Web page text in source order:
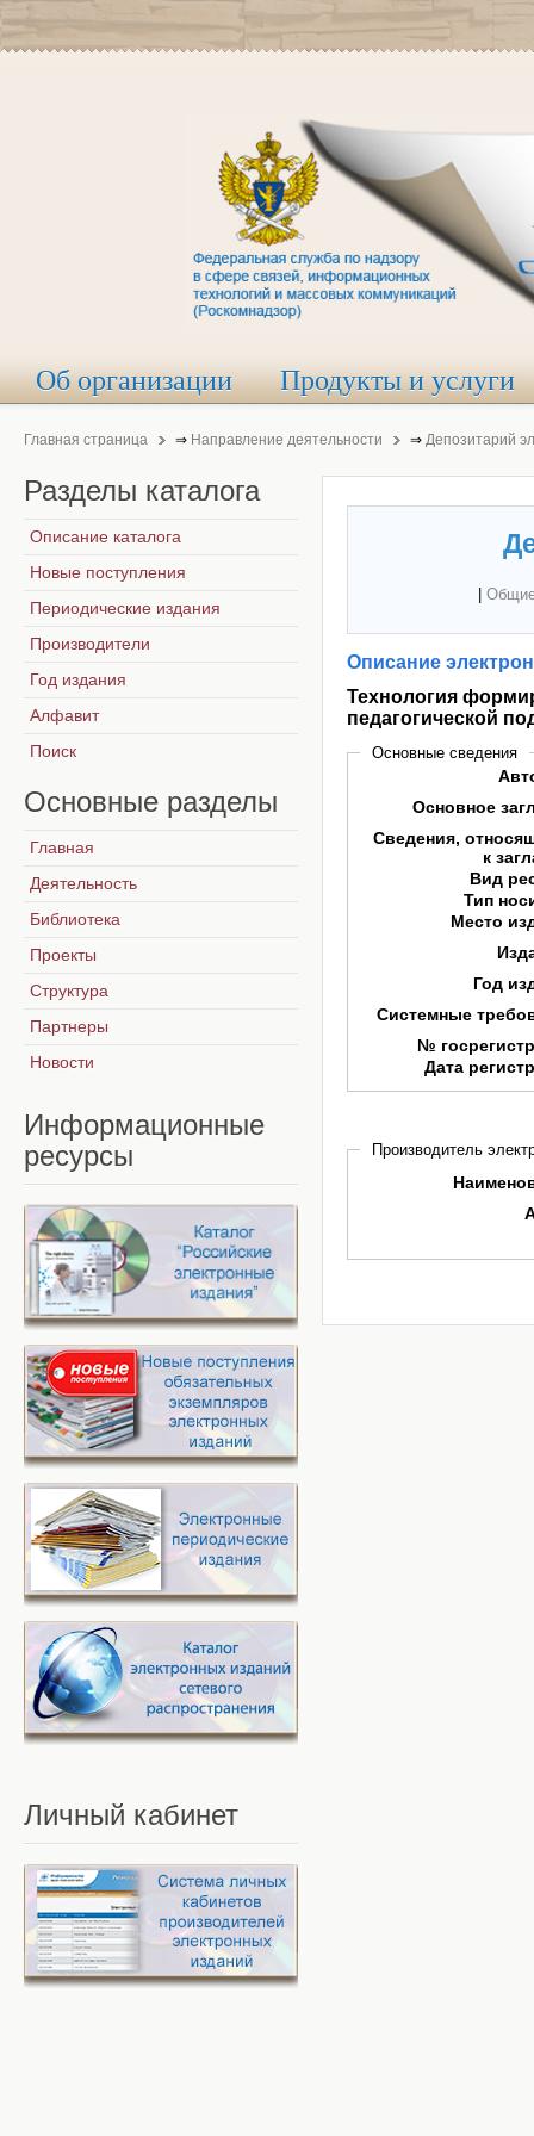
Об организации Продукты и услуги
Главная страница ⇒ Направление деятельности ⇒ Депозитарий
Описание
Технология
педагогической
Основные сведения
Основное
Сведения,
к
Вид
Тип
Место
Год
Системные
№
Дата
Производитель
Разделы каталога
Описание каталога
Новые поступления
Периодические издания
Производители
Год издания
Алфавит
Поиск
Основные разделы
Главная
Деятельность
Библиотека
Проекты
Структура
Партнеры
Новости
Информационные
ресурсы
Личный кабинет